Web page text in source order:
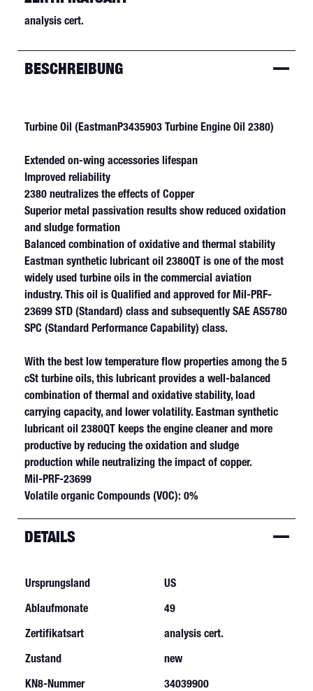
analysis cert.
BESCHREIBUNG
Turbine Oil (EastmanP3435903 Turbine Engine Oil 2380)
Extended on-wing accessories lifespan
Improved reliability
2380 neutralizes the effects of Copper
Superior metal passivation results show reduced oxidation
and sludge formation
Balanced combination of oxidative and thermal stability
Eastman synthetic lubricant oil 2380QT is one of the most
widely used turbine oils in the commercial aviation
industry. This oil is Qualified and approved for Mil-PRF-
23699 STD (Standard) class and subsequently SAE AS5780
SPC (Standard Performance Capability) class.
With the best low temperature flow properties among the 5
cSt turbine oils, this lubricant provides a well-balanced
combination of thermal and oxidative stability, load
carrying capacity, and lower volatility. Eastman synthetic
lubricant oil 2380QT keeps the engine cleaner and more
productive by reducing the oxidation and sludge
production while neutralizing the impact of copper.
Mil-PRF-23699
Volatile organic Compounds (VOC): 0%
DETAILS
Ursprungsland
US
Ablaufmonate
49
Zertifikatsart
analysis cert.
Zustand
new
KN8-Nummer
34039900